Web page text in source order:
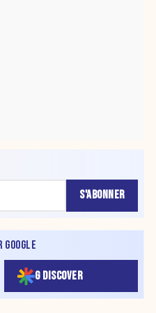
S'ABONNER
G DISCOVER